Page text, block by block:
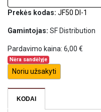
Prekės kodas: JF50 DI-1
Gamintojas: SF Distribution
Pardavimo kaina: 6,00 €
Nėra sandėlyje
Noriu užsakyti
KODAI